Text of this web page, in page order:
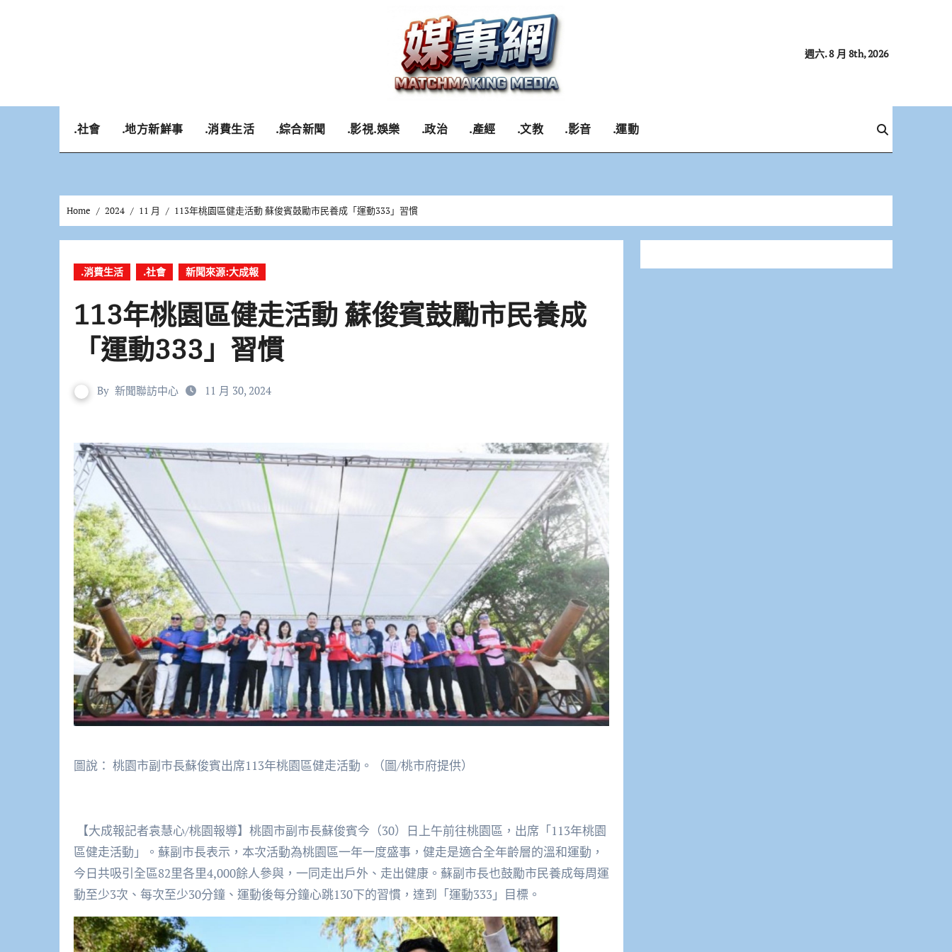
週六. 8 月 8th, 2026
.社會 .地方新鮮事 .消費生活 .綜合新聞 .影視.娛樂 .政治 .產經 .文教 .影音 .運動
Home 2024 11 月 113年桃園區健走活動 蘇俊賓鼓勵市民養成「運動333」習慣
.消費生活 .社會 新聞來源:大成報
113年桃園區健走活動 蘇俊賓鼓勵市民養成
「運動333」習慣
By 新聞聯訪中心 11 月 30, 2024
圖說： 桃園市副市長蘇俊賓出席113年桃園區健走活動。（圖/桃市府提供）
【大成報記者袁慧心/桃園報導】桃園市副市長蘇俊賓今（30）日上午前往桃園區，出席「113年桃園
區健走活動」。蘇副市長表示，本次活動為桃園區一年一度盛事，健走是適合全年齡層的溫和運動，
今日共吸引全區82里各里4,000餘人參與，一同走出戶外、走出健康。蘇副市長也鼓勵市民養成每周運
動至少3次、每次至少30分鐘、運動後每分鐘心跳130下的習慣，達到「運動333」目標。